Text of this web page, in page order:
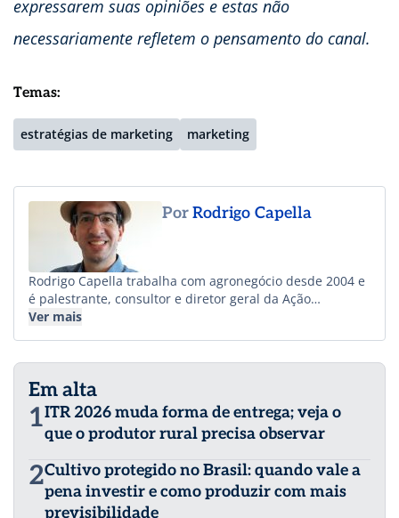
expressarem suas opiniões e estas não
necessariamente refletem o pensamento do canal.
Temas:
estratégias de marketing marketing
PorRodrigo Capella
Rodrigo Capella trabalha com agronegócio desde 2004 e
é palestrante, consultor e diretor geral da Ação
Estratégica – Comunicação e Marketing. Tem artigos
marketing e comunicação.
Ver mais
Em alta
1ITR 2026 muda forma de entrega; veja o
que o produtor rural precisa observar
2Cultivo protegido no Brasil: quando vale a
pena investir e como produzir com mais
previsibilidade